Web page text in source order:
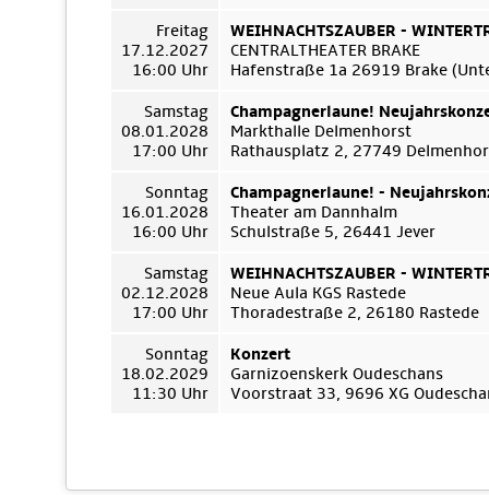
Freitag
17.12.2027
16:00 Uhr
WEIHNACHTSZAUBER -
CENTRALTHEATER BRAKE
Hafenstraße 1a 26919 Brake
Samstag
08.01.2028
17:00 Uhr
Champagnerlaune!
Markthalle Delmenhorst
Rathausplatz 2, 27749
Sonntag
16.01.2028
16:00 Uhr
Champagnerlaune! -
Theater am Dannhalm
Schulstraße 5, 26441 Jever
Samstag
02.12.2028
17:00 Uhr
WEIHNACHTSZAUBER -
Neue Aula KGS Rastede
Thoradestraße 2, 26180 Rastede
Sonntag
18.02.2029
11:30 Uhr
Konzert
Garnizoenskerk Oudeschans
Voorstraat 33, 9696 XG